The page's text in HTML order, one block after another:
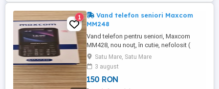
1
Vand telefon seniori Maxcom
MM248
Vand telefon pentru seniori, Maxcom
MM428, nou nouț, în cutie, nefolosit (
ecran color, butoane mari, dual sim,
difuzor, radio etc). Pret 150 ron. Transport
prin curier (+ taxa de transport) sau
predare personală în Satu Mare.
Satu Mare, Satu Mare
3 august
150 RON